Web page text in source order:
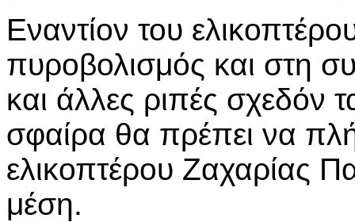
Εναντίον του
πυροβολισμός και στη
και άλλες ριπές
σφαίρα θα πρέπει να
ελικοπτέρου Ζαχαρίας
μέση.